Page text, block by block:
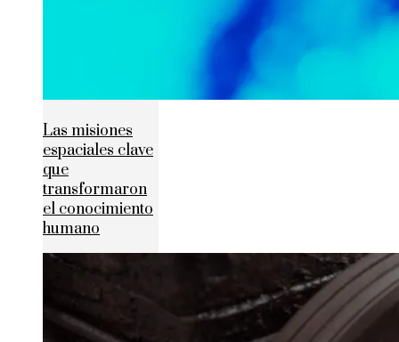
Las misiones
espaciales clave
que
transformaron
el conocimiento
humano